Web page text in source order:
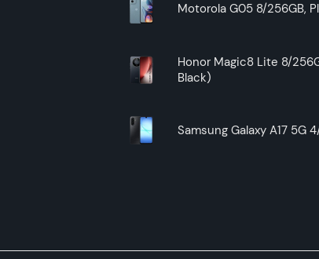
Motorola G05 8/256GB,
Honor Magic8 Lite 8/
Black)
Samsung Galaxy A17 5G